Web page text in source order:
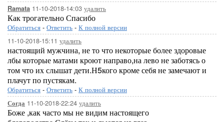
Ramata 11-10-2018-14:03 удалить
Как трогательно Спасибо
Обратиться - Ответить - К полной версии
11-10-2018-15:11 удалить
настоящий мужчина, не то что некоторые более здоровые
лбы которые матами кроют направо,на лево не заботясь о
том что их слышат дети.Н5кого кроме себя не замечают и
плачут по пустякам.
Обратиться - Ответить - К полной версии
Согда 11-10-2018-22:24 удалить
Боже ,как часто мы не видим настоящего